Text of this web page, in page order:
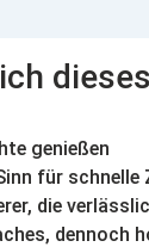
genießen
für schnelle
die
dennoch